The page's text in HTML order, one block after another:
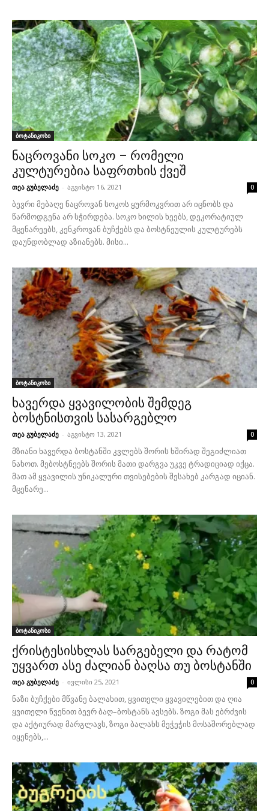
ბოტანიკოსი
ნაცროვანი სოკო – რომელი
კულტურებია საფრთხის ქვეშ
თეა გუბელაძე - აგვისტო 16, 2021 0
ბევრი მებაღე ნაცროვან სოკოს ყურმოკვრით არ იცნობს და
წარმოდგენა არ სჭირდება. სოკო ხილის ხეებს, დეკორატიულ
მცენარეებს, კენკროვან ბუჩქებს და ბოსტნეულის კულტურებს
დაუნდობლად აზიანებს. მისი...
ბოტანიკოსი
ხავერდა ყვავილობის შემდეგ
ბოსტნისთვის სასარგებლო
თეა გუბელაძე - აგვისტო 13, 2021 0
მზიანი ხავერდა ბოსტანში კვლებს შორის ხშირად შეგიძლიათ
ნახოთ. მებოსტნეებს შორის მათი დარგვა უკვე ტრადიციად იქცა.
მათ ამ ყვავილის უნიკალური თვისებების შესახებ კარგად იციან.
მცენარე...
ბოტანიკოსი
ქრისტესისხლას სარგებელი და რატომ
უყვართ ასე ძალიან ბაღსა თუ ბოსტანში
თეა გუბელაძე - ივლისი 25, 2021 0
ნაზი ბუჩქები მწვანე ბალახით, ყვითელი ყვავილებით და ღია
ყვითელი წვენით ბევრ ბაღ–ბოსტანს ავსებს. ზოგი მას ებრძვის
და აქტიურად მარგლავს, ზოგი ბალახს მეჭეჭის მოსაშორებლად
იყენებს,...